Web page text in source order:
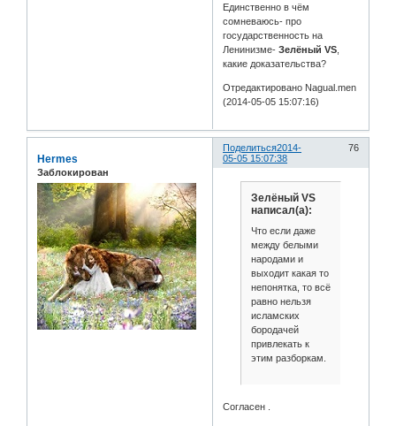
Единственно в чём
сомневаюсь- про
государственность на
Ленинизме-Зелёный VS
какие доказательства?
Отредактировано Nagual.men
(2014-05-05 15:07:16)
Поделиться 76
2014-
05-05 15:07:38
Hermes
Заблокирован
Зелёный VS
написал(а):
Что если даже
между белыми
народами и
выходит какая то
непонятка, то всё
равно нельзя
исламских
бородачей
привлекать к
этим разборкам.
Согласен .